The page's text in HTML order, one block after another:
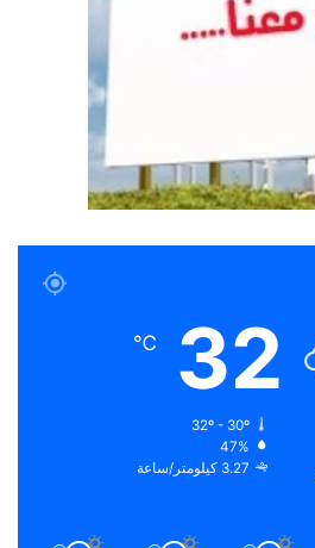
32
℃
32º - 30º
47%
3.27 كيلومتر/ساعة